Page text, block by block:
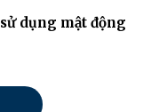
dụng mật động